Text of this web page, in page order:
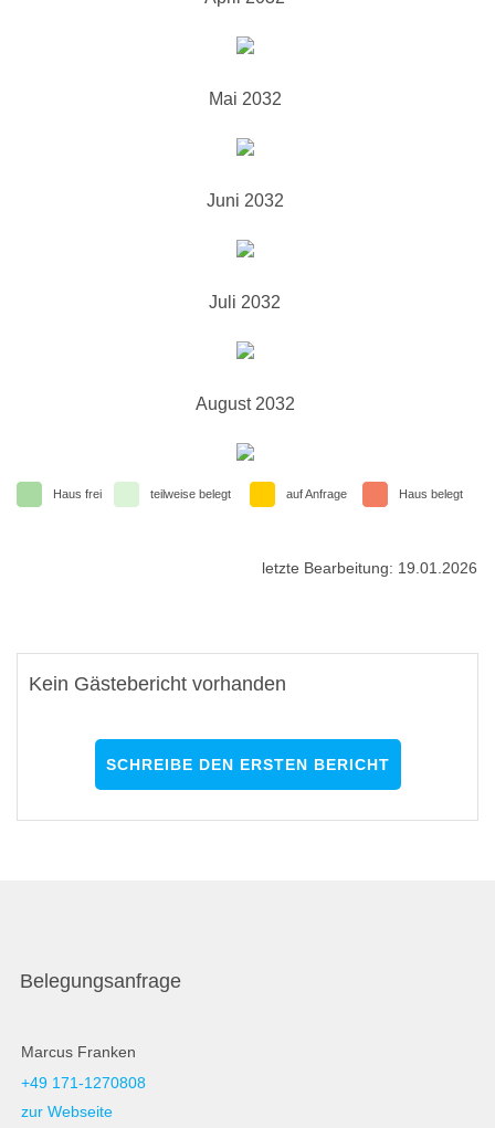
Mai 2032
Juni 2032
Juli 2032
August 2032
Haus frei teilweise belegt auf Anfrage Haus belegt
letzte Bearbeitung: 19.01.2026
Kein Gästebericht vorhanden
SCHREIBE DEN ERSTEN BERICHT
Belegungsanfrage
Marcus Franken
+49 171-1270808
zur Webseite